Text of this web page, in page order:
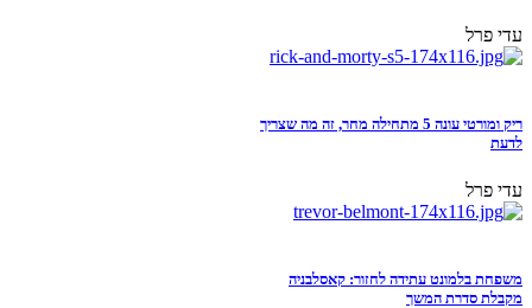
עדי פרל
ריק ומורטי עונה 5 מתחילה מחר, זה מה שצריך
לדעת
עדי פרל
משפחת בלמונט עתידה לחזור: קאסלבניה
מקבלת סדרת המשך